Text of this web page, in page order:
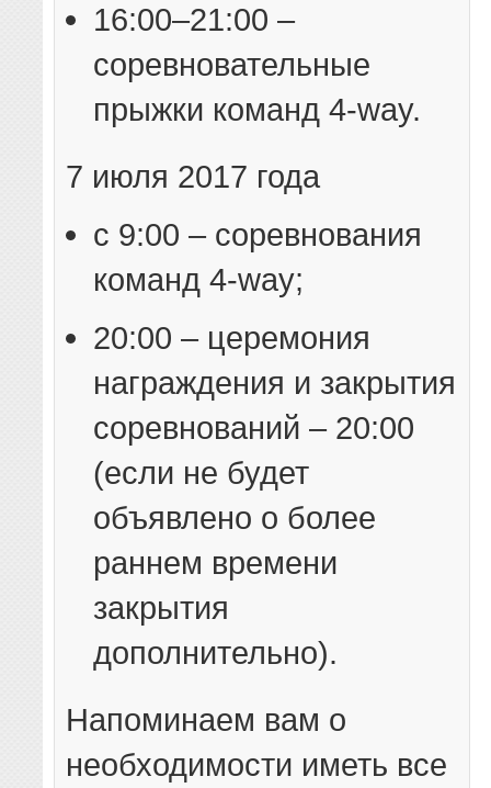
16:00–21:00 –
соревновательные
прыжки команд 4-way.
7 июля 2017 года
с 9:00 – соревнования
команд 4-way;
20:00 – церемония
награждения и закрытия
соревнований – 20:00
(если не будет
объявлено о более
раннем времени
закрытия
дополнительно).
Напоминаем вам о
необходимости иметь все